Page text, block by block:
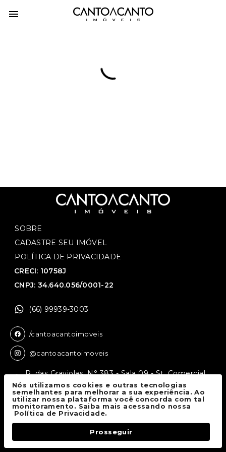
SOBRE
CADASTRE SEU IMÓVEL
POLÍTICA DE PRIVACIDADE
CRECI: 10758J
CNPJ: 34.640.056/0001-22
(66) 99939-3003
/cantoacantoimoveis
@cantoacantoimoveis
R. das Graviolas, N° 383 - Sala 09 - St. Comercial,
Sinop - MT, 78550-136
Canto a Canto Imóveis© 2026.
Todos os direitos reservados.
Nós utilizamos cookies e outras tecnologias
semelhantes para melhorar a sua experiência. Ao
utilizar nossa plataforma você concorda com tal
monitoramento. Saiba mais acessando nossa
Política de Privacidade.
Prosseguir